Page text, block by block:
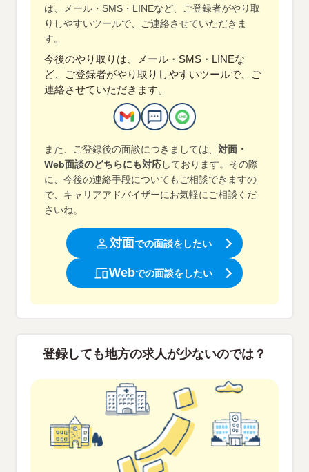
は、メール・SMS・LINEなど、ご登録者がやり取
りしやすいツールで、ご連絡させていただきま
す。
今後のやり取りは、メール・SMS・LINEな
ど、ご登録者がやり取り しやすいツールで、ご
連絡させていただきます。
また、ご登録後の面談につきましては、対面・
Web面談のどちらにも対応しております。 その際
に、今後の連絡手段についてもご相談できますの
で、キャリアアドバイザーにお気軽にご相談くだ
さいね。
対面での面談をしたい
Webでの面談をしたい
登録しても地方の求人が少ないのでは？